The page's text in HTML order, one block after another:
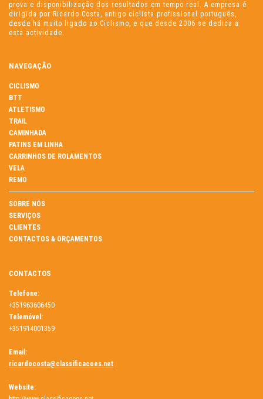
prova e disponibilização dos resultados em tempo real. A empresa é
dirigida por Ricardo Costa, antigo ciclista profissional português,
desde há muito ligado ao Ciclismo, e que desde 2006 se dedica a
esta actividade.
NAVEGAÇÃO
CICLISMO
BTT
ATLETISMO
TRAIL
CAMINHADA
PATINS EM LINHA
CARRINHOS DE ROLAMENTOS
VELA
REMO
SOBRE NÓS
SERVIÇOS
CLIENTES
CONTACTOS & ORÇAMENTOS
CONTACTOS
Telefone:
+351963606450
Telemóvel:
+351914001359
Email:
ricardocosta@classificacoes.net
Website: